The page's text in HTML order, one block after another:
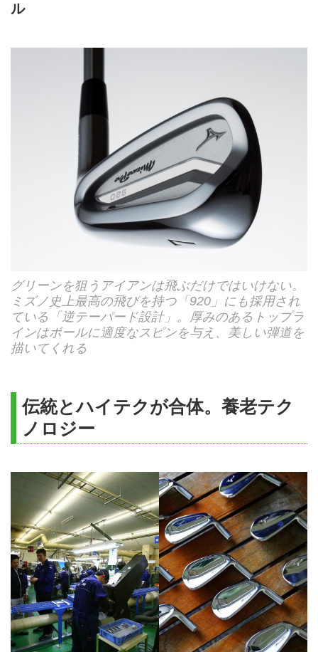
ル
グリーンを狙うアイアンは飛ぶだけではいけない。
ミズノ史上最高の飛びを持つ「920」にも採用され
ている「逆テーパード設計」。厚みのあるトップラ
インはボールに適度なスピンを与え、美しい弾道を
描いてくれる
伝統とハイテクが合体。養老テク
ノロジー